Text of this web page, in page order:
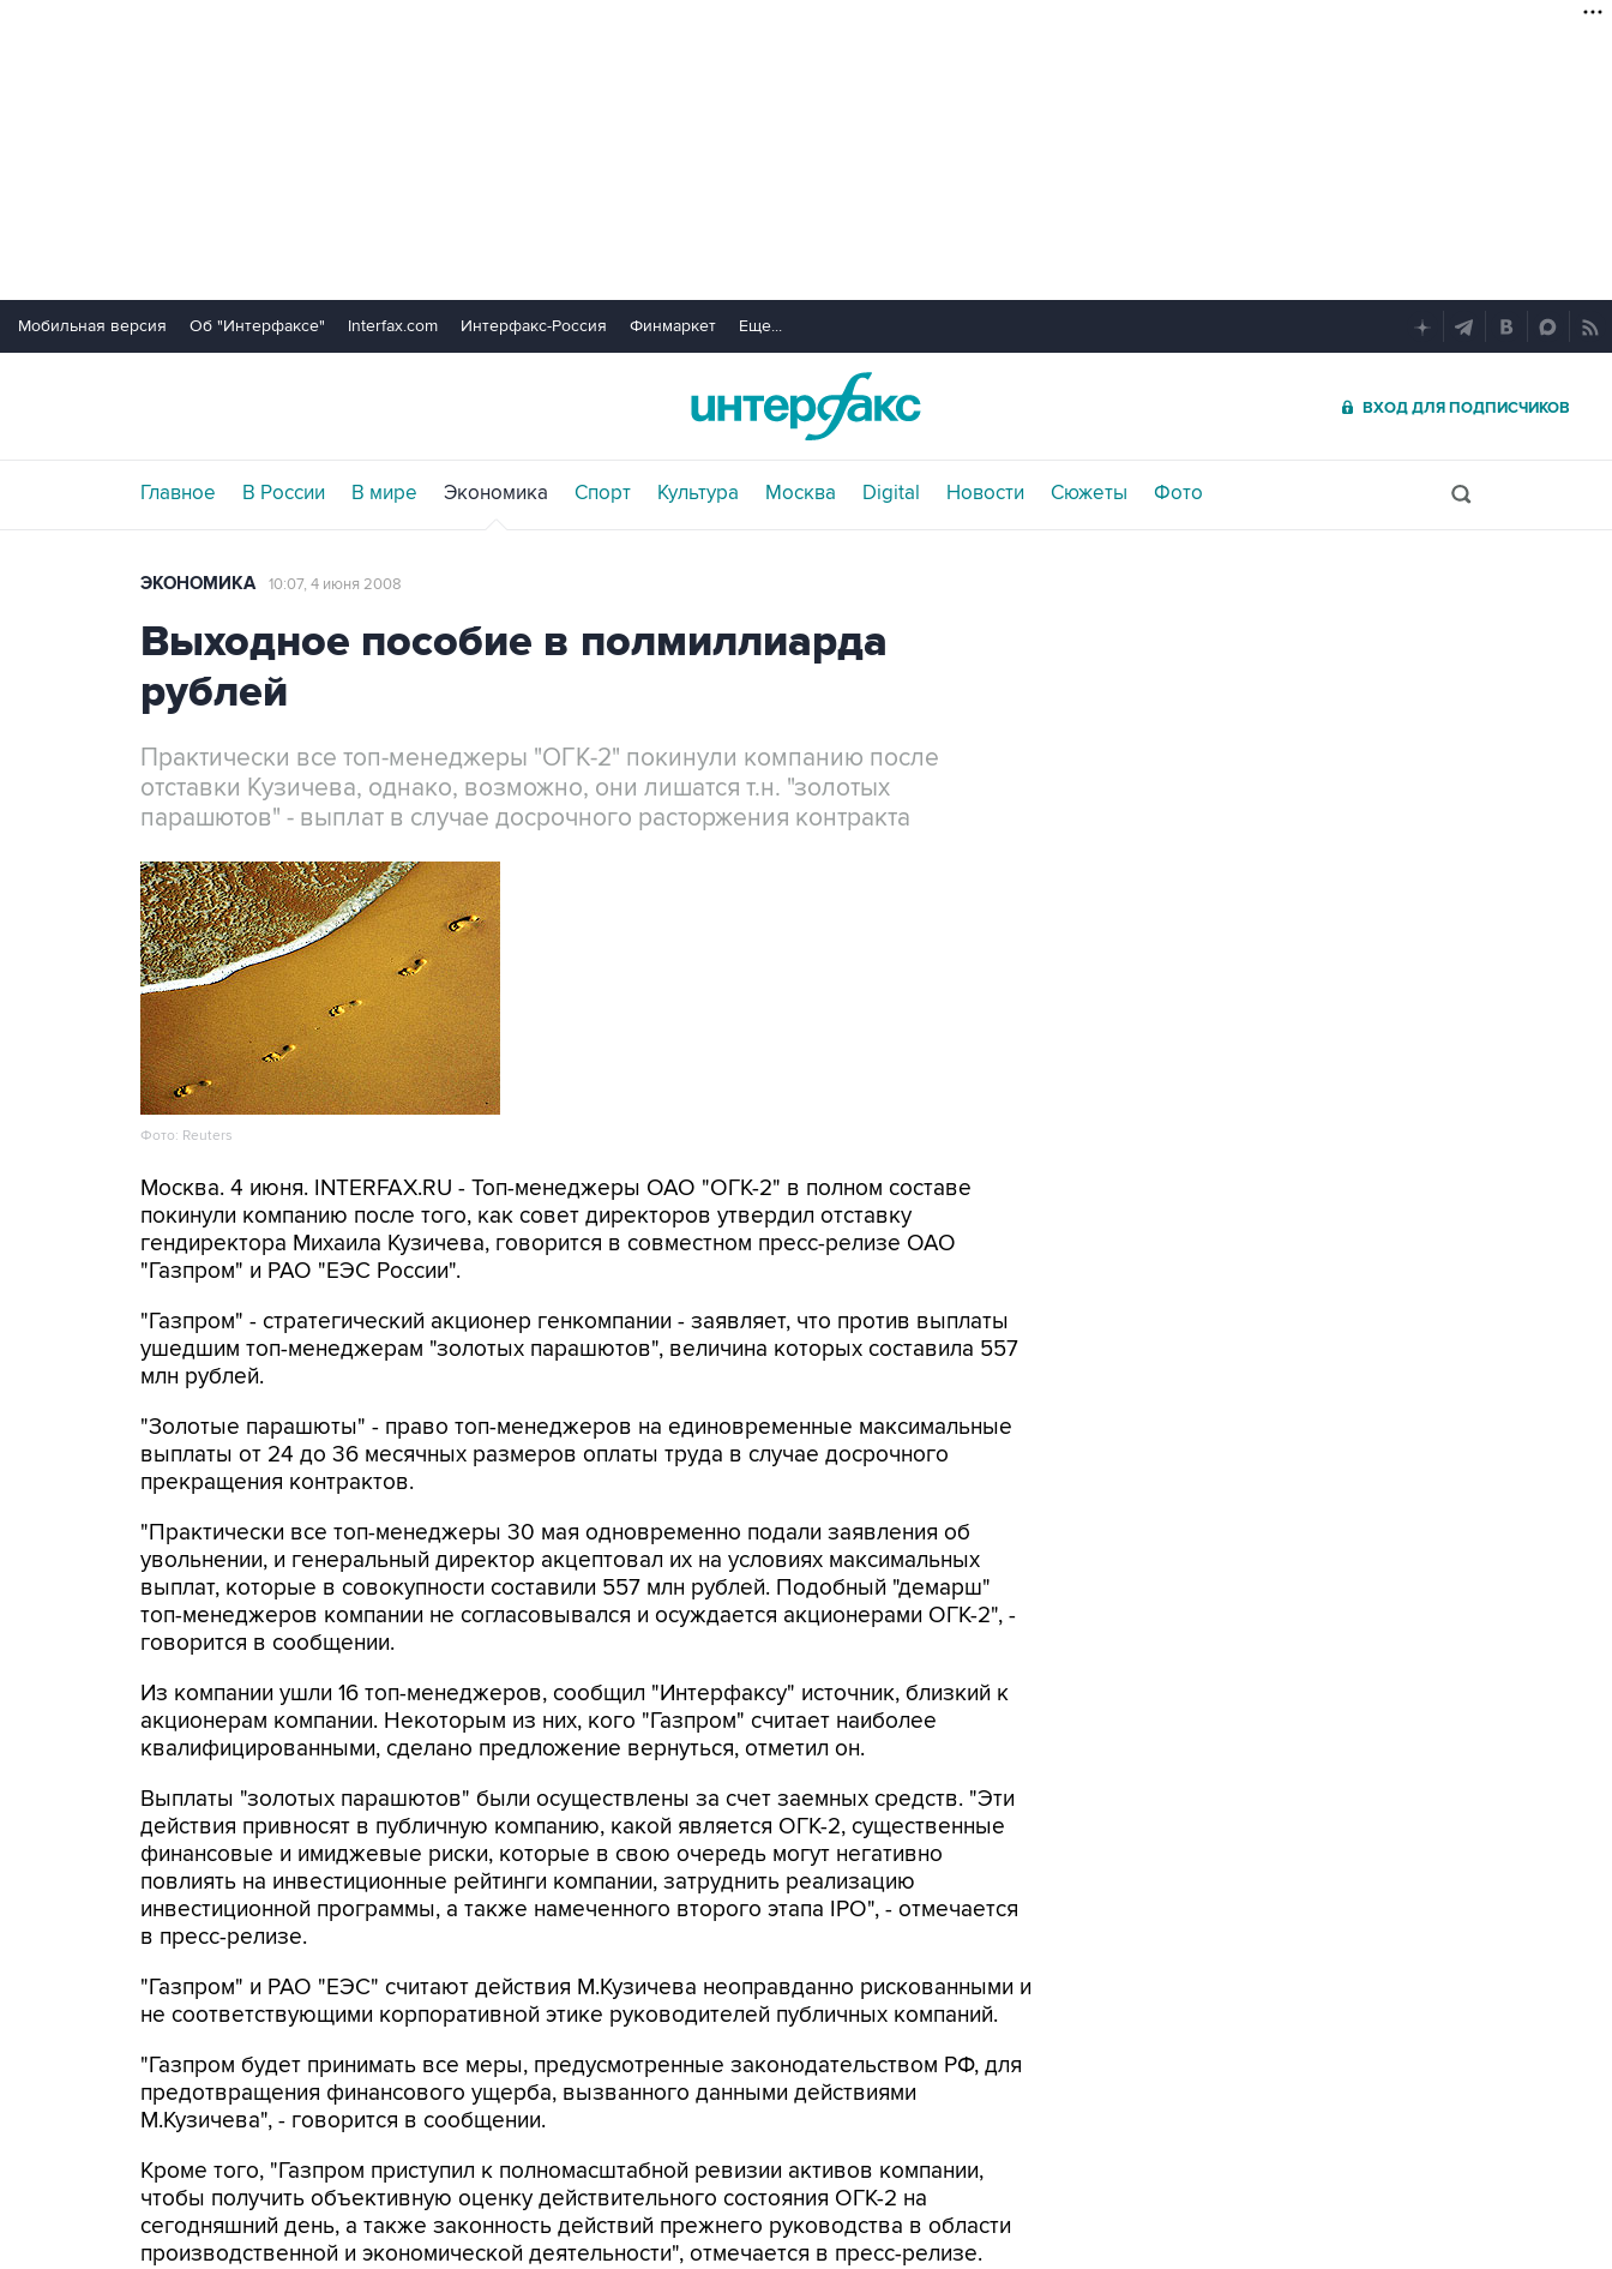
Мобильная версия Об "Интерфаксе" Interfax.com Интерфакс-Россия Финмаркет Еще...
ВХОД ДЛЯ ПОДПИСЧИКОВ
Главное В России В мире Экономика Спорт Культура Москва Digital Новости Сюжеты Фото
ЭКОНОМИКА 10:07, 4 июня 2008
Выходное пособие в полмиллиарда
рублей
Практически все топ-менеджеры "ОГК-2" покинули компанию после
отставки Кузичева, однако, возможно, они лишатся т.н. "золотых
парашютов" - выплат в случае досрочного расторжения контракта
Фото: Reuters
Москва. 4 июня. INTERFAX.RU - Топ-менеджеры ОАО "ОГК-2" в полном составе
покинули компанию после того, как совет директоров утвердил отставку
гендиректора Михаила Кузичева, говорится в совместном пресс-релизе ОАО
"Газпром" и РАО "ЕЭС России".
"Газпром" - стратегический акционер генкомпании - заявляет, что против выплаты
ушедшим топ-менеджерам "золотых парашютов", величина которых составила 557
млн рублей.
"Золотые парашюты" - право топ-менеджеров на единовременные максимальные
выплаты от 24 до 36 месячных размеров оплаты труда в случае досрочного
прекращения контрактов.
"Практически все топ-менеджеры 30 мая одновременно подали заявления об
увольнении, и генеральный директор акцептовал их на условиях максимальных
выплат, которые в совокупности составили 557 млн рублей. Подобный "демарш"
топ-менеджеров компании не согласовывался и осуждается акционерами ОГК-2", -
говорится в сообщении.
Из компании ушли 16 топ-менеджеров, сообщил "Интерфаксу" источник, близкий к
акционерам компании. Некоторым из них, кого "Газпром" считает наиболее
квалифицированными, сделано предложение вернуться, отметил он.
Выплаты "золотых парашютов" были осуществлены за счет заемных средств. "Эти
действия привносят в публичную компанию, какой является ОГК-2, существенные
финансовые и имиджевые риски, которые в свою очередь могут негативно
повлиять на инвестиционные рейтинги компании, затруднить реализацию
инвестиционной программы, а также намеченного второго этапа IPO", - отмечается
в пресс-релизе.
"Газпром" и РАО "ЕЭС" считают действия М.Кузичева неоправданно рискованными и
не соответствующими корпоративной этике руководителей публичных компаний.
"Газпром будет принимать все меры, предусмотренные законодательством РФ, для
предотвращения финансового ущерба, вызванного данными действиями
М.Кузичева", - говорится в сообщении.
Кроме того, "Газпром приступил к полномасштабной ревизии активов компании,
чтобы получить объективную оценку действительного состояния ОГК-2 на
сегодняшний день, а также законность действий прежнего руководства в области
производственной и экономической деятельности", отмечается в пресс-релизе.